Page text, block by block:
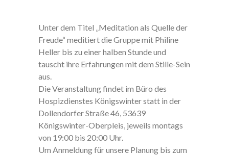
Unter dem Titel „Meditation als Quelle der
Freude“ meditiert die Gruppe mit Philine
Heller bis zu einer halben Stunde und
tauscht ihre Erfahrungen mit dem Stille-Sein
aus.
Die Veranstaltung findet im Büro des
Hospizdienstes Königswinter statt in der
Dollendorfer Straße 46, 53639
Königswinter-Oberpleis, jeweils montags
von 19:00 bis 20:00 Uhr.
Um Anmeldung für unsere Planung bis zum